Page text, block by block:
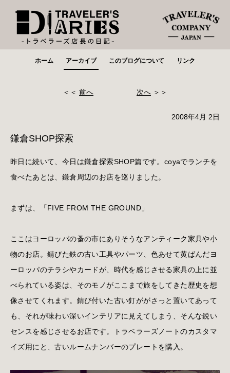
ホーム アーカイブ このブログについて リンク
＜＜ 前へ 次へ ＞＞
2008年4月 2日
鎌倉SHOP探索
昨日に続いて、今日は鎌倉探索SHOP篇です。coyaでランチを
食べたあとは、鎌倉周辺のお店を巡りました。
まずは、「FIVE FROM THE GROUND」
ここはヨーロッパの蚤の市にありそうなアンティーク家具や小
物のお店。錆びた鉄の古い工具やパーツ、色あせて黄ばんだヨ
ーロッパのチラシやカードが、時代を感じさせる家具の上に並
べられている姿は、そのモノがここまで旅をしてきた歴史を想
像させてくれます。錆び付いた古い釘ががさっと置いてあって
も、それが味わい深いインテリアに見えてしまう、そんな鋭い
センスを感じさせるお店です。トラベラーズノートのカスタマ
イズ用にと、古いルームナンバーのプレートを購入。